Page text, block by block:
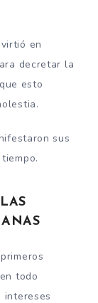
en
decretar la
esto
sus
todo
intereses